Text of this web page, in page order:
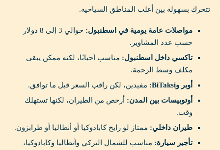
تتحرك بسهولة بين أغلب المناطق السياحية.
مواصلات عامة يومية في اسطنبول:
حوالي 3 إلى 8 دولار
حسب عدد المشاوير.
تاكسي داخل اسطنبول: مناسب أحيانًا، لكنه ممكن يبقى
مكلف وسط الزحمة.
أوبر وBiTaksi:
مفيدين، لكن راقب السعر قبل ما توافق.
أوتوبيسات بين المدن: أرخص من الطيران، لكنها تستهلك
وقت.
طيران داخلي: ممتاز لو رايح كابادوكيا أو أنطاليا أو طرابزون.
تأجير سيارة: مناسب للشمال التركي وأنطاليا وكابادوكيا،